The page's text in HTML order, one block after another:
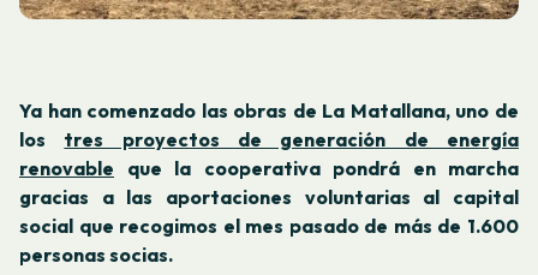
Ya han comenzado las obras de La Matallana, uno de
los tres proyectos de generación de energía
renovable que la cooperativa pondrá en marcha
gracias a las aportaciones voluntarias al capital
social que recogimos el mes pasado de más de 1.600
personas socias.